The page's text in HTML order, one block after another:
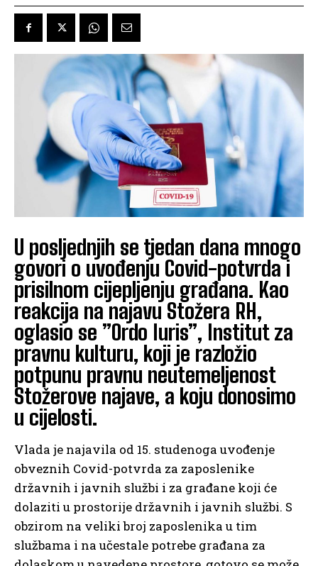
U posljednjih se tjedan dana mnogo
govori o uvođenju Covid-potvrda i
prisilnom cijepljenju građana. Kao
reakcija na najavu Stožera RH,
oglasio se ”Ordo Iuris”, Institut za
pravnu kulturu, koji je razložio
potpunu pravnu neutemeljenost
Stožerove najave, a koju donosimo
u cijelosti.
Vlada je najavila od 15. studenoga uvođenje
obveznih Covid-potvrda za zaposlenike
državnih i javnih službi i za građane koji će
dolaziti u prostorije državnih i javnih službi. S
obzirom na veliki broj zaposlenika u tim
službama i na učestale potrebe građana za